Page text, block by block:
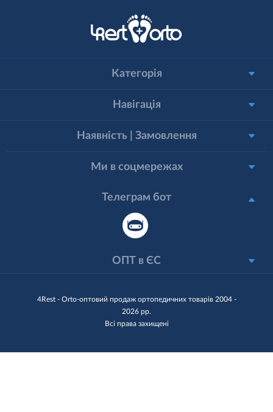
4Rest - Orto-оптовий продаж ортопедичних товарів 2004 -
2026 рр.
Всі права захищені
Категорія
Навігація
Наявність | Замовлення
Ми в соцмережах
Телеграм бот
ОПТ в ЄС